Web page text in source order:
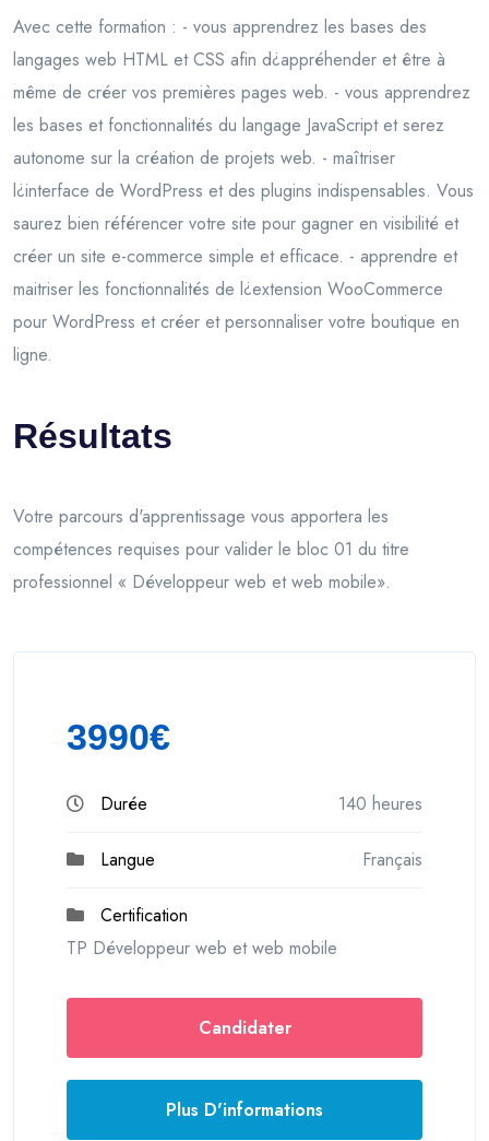
Avec cette formation : - vous apprendrez les bases des
langages web HTML et CSS afin d¿appréhender et être à
même de créer vos premières pages web. - vous apprendrez
les bases et fonctionnalités du langage JavaScript et serez
autonome sur la création de projets web. - maîtriser
l¿interface de WordPress et des plugins indispensables. Vous
saurez bien référencer votre site pour gagner en visibilité et
créer un site e-commerce simple et efficace. - apprendre et
maitriser les fonctionnalités de l¿extension WooCommerce
pour WordPress et créer et personnaliser votre boutique en
ligne.
Résultats
Votre parcours d'apprentissage vous apportera les
compétences requises pour valider le bloc 01 du titre
professionnel « Développeur web et web mobile».
3990€
Durée 140 heures
Langue Français
Certification
TP Développeur web et web mobile
Candidater
Plus D'informations